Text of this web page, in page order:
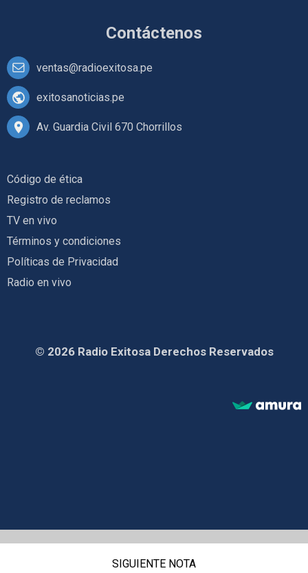
Contáctenos
ventas@radioexitosa.pe
exitosanoticias.pe
Av. Guardia Civil 670 Chorrillos
Código de ética
Registro de reclamos
TV en vivo
Términos y condiciones
Políticas de Privacidad
Radio en vivo
© 2026 Radio Exitosa Derechos Reservados
SIGUIENTE NOTA